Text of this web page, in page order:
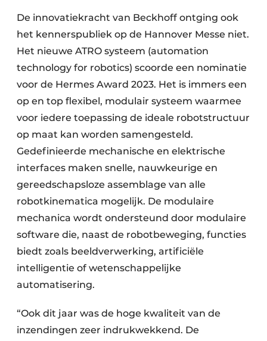
De innovatiekracht van Beckhoff ontging ook
het kennerspubliek op de Hannover Messe niet.
Het nieuwe ATRO systeem (automation
technology for robotics) scoorde een nominatie
voor de Hermes Award 2023. Het is immers een
op en top flexibel, modulair systeem waarmee
voor iedere toepassing de ideale robotstructuur
op maat kan worden samengesteld.
Gedefinieerde mechanische en elektrische
interfaces maken snelle, nauwkeurige en
gereedschapsloze assemblage van alle
robotkinematica mogelijk. De modulaire
mechanica wordt ondersteund door modulaire
software die, naast de robotbeweging, functies
biedt zoals beeldverwerking, artificiële
intelligentie of wetenschappelijke
automatisering.
“Ook dit jaar was de hoge kwaliteit van de
inzendingen zeer indrukwekkend. De